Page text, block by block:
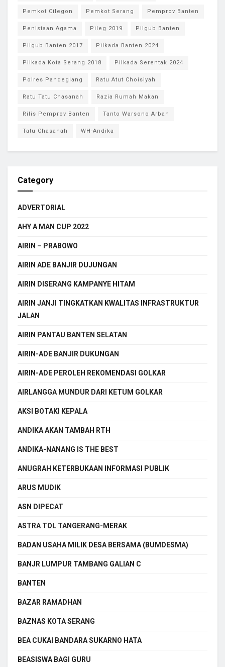
Pemkot Cilegon Pemkot Serang Pemprov Banten
Penistaan Agama Pileg 2019 Pilgub Banten
Pilgub Banten 2017 Pilkada Banten 2024
Pilkada Kota Serang 2018 Pilkada Serentak 2024
Polres Pandeglang Ratu Atut Choisiyah
Ratu Tatu Chasanah Razia Rumah Makan
Rilis Pemprov Banten Tanto Warsono Arban
Tatu Chasanah WH-Andika
Category
ADVERTORIAL
AHY A MAN CUP 2022
AIRIN – PRABOWO
AIRIN ADE BANJIR DUJUNGAN
AIRIN DISERANG KAMPANYE HITAM
AIRIN JANJI TINGKATKAN KWALITAS INFRASTRUKTUR
JALAN
AIRIN PANTAU BANTEN SELATAN
AIRIN-ADE BANJIR DUKUNGAN
AIRIN-ADE PEROLEH REKOMENDASI GOLKAR
AIRLANGGA MUNDUR DARI KETUM GOLKAR
AKSI BOTAKI KEPALA
ANDIKA AKAN TAMBAH RTH
ANDIKA-NANANG IS THE BEST
ANUGRAH KETERBUKAAN INFORMASI PUBLIK
ARUS MUDIK
ASN DIPECAT
ASTRA TOL TANGERANG-MERAK
BADAN USAHA MILIK DESA BERSAMA (BUMDESMA)
BANJR LUMPUR TAMBANG GALIAN C
BANTEN
BAZAR RAMADHAN
BAZNAS KOTA SERANG
BEA CUKAI BANDARA SUKARNO HATA
BEASISWA BAGI GURU